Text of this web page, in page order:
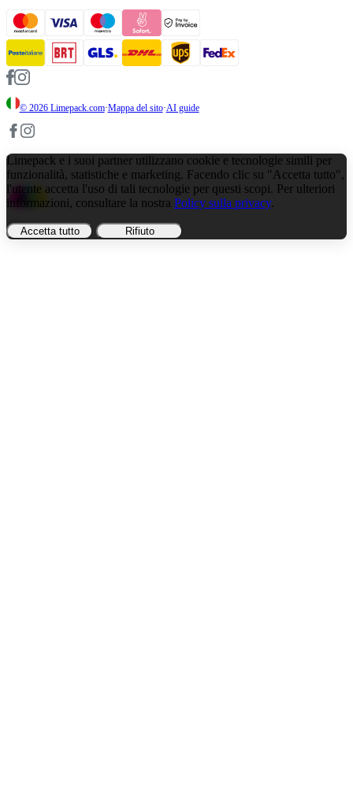
Illimitato
© 2026 Limepack.com·Mappa del sito·AI guide
Limepack e i suoi partner utilizzano cookie e tecnologie simili per
funzionalità, statistiche e marketing. Facendo clic su "Accetta tutto",
l'utente accetta l'uso di tali tecnologie per questi scopi. Per ulteriori
informazioni, consultare la nostra Policy sulla privacy.
Accetta tutto Rifiuto